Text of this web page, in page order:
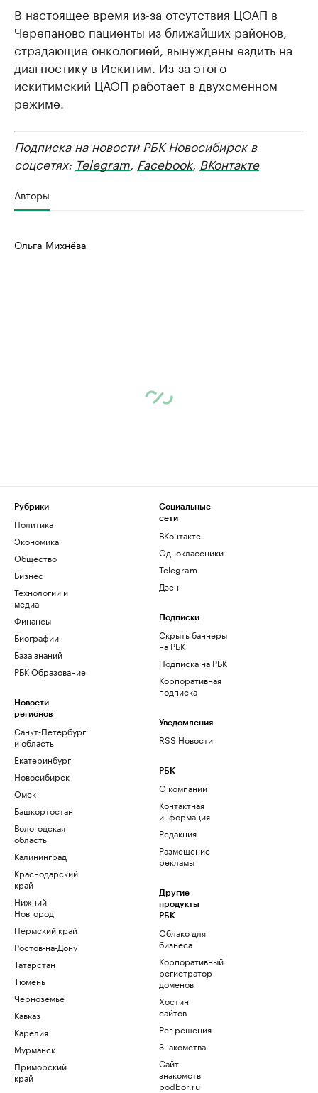
В настоящее время из-за отсутствия ЦОАП в
Черепаново пациенты из ближайших районов,
страдающие онкологией, вынуждены ездить на
диагностику в Искитим. Из-за этого
искитимский ЦАОП работает в двухсменном
режиме.
Подписка на новости РБК Новосибирск в
соцсетях: Telegram Facebook, ВКонтакте
Авторы
Ольга Михнёва
Рубрики
Политика
Экономика
Общество
Бизнес
Технологии и
медиа
Финансы
Биографии
База знаний
РБК Образование
Новости
регионов
Санкт-Петербург
и область
Екатеринбург
Новосибирск
Омск
Башкортостан
Вологодская
область
Калининград
Краснодарский
край
Нижний
Новгород
Пермский край
Ростов-на-Дону
Татарстан
Тюмень
Черноземье
Кавказ
Карелия
Мурманск
Приморский
край
Социальные
сети
ВКонтакте
Одноклассники
Telegram
Дзен
Подписки
Скрыть баннеры
на РБК
Подписка на РБК
Корпоративная
подписка
Уведомления
RSS Новости
РБК
О компании
Контактная
информация
Редакция
Размещение
рекламы
Другие
продукты
РБК
Облако для
бизнеса
Корпоративный
регистратор
доменов
Хостинг
сайтов
Рег.решения
Знакомства
Сайт
знакомств
podbor.ru